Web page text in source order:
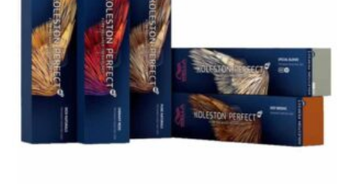
on
product